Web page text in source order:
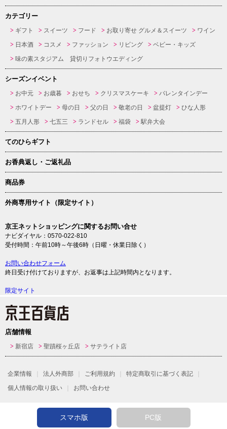
カテゴリー
ギフト スイーツ フード お取り寄せ グルメ＆スイーツ
ワイン
日本酒
コスメ ファッション リビング
ベビー・キッズ
味の素スタジアム 貸切りフォトウエディング
シーズンイベント
お中元 お歳暮 おせち クリスマスケーキ
バレンタインデー
ホワイトデー
母の日 父の日 敬老の日 盆提灯
ひな人形
五月人形
七五三 ランドセル 福袋 駅弁大会
てのひらギフト
お香典返し・ご返礼品
商品券
外商専用サイト（限定サイト）
京王ネットショッピングに関するお問い合せ
ナビダイヤル：0570-022-810
受付時間：午前10時～午後6時（日曜・休業日除く）
お問い合わせフォーム
終日受け付けておりますが、お返事は上記時間内となります。
限定サイト
店舗情報
新宿店 聖蹟桜ヶ丘店 サテライト店
企業情報 法人外商部 ご利用規約
特定商取引に基づく表記
個人情報の取り扱い
お問い合わせ
スマホ版 PC版